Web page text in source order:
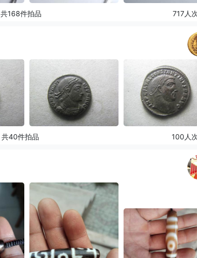
共168件拍品 717人
共40件拍品 100人